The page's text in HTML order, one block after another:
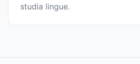
studia lingue.